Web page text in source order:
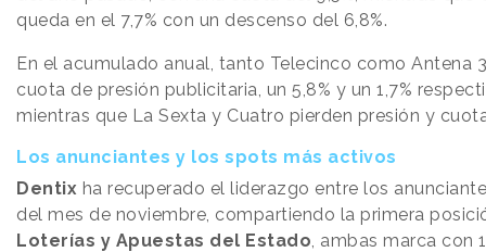
queda en el 7,7% con un descenso del 6,8%.
En el acumulado anual, tanto Telecinco como Antena
cuota de presión publicitaria, un 5,8% y un 1,7%
mientras que La Sexta y Cuatro pierden presión y
Los anunciantes y los spots más activos
Dentix ha recuperado el liderazgo entre los
del mes de noviembre, compartiendo la primera
Loterías y Apuestas del Estado , ambas marca con